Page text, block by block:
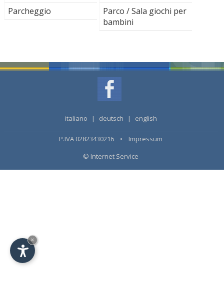
Parcheggio
Parco / Sala giochi per
bambini
italiano | deutsch | english
P.IVA 02823430216 • Impressum
© Internet Service
×